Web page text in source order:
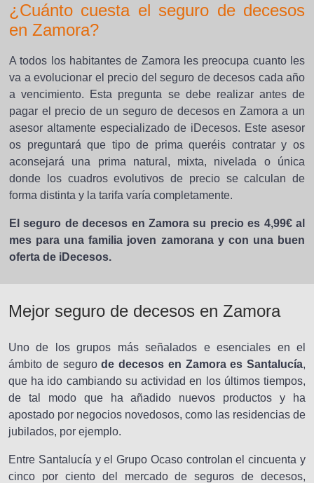
¿Cuánto cuesta el seguro de decesos
en Zamora?
A todos los habitantes de Zamora les preocupa cuanto les
va a evolucionar el precio del seguro de decesos cada año
a vencimiento. Esta pregunta se debe realizar antes de
pagar el precio de un seguro de decesos en Zamora a un
asesor altamente especializado de iDecesos. Este asesor
os preguntará que tipo de prima queréis contratar y os
aconsejará una prima natural, mixta, nivelada o única
donde los cuadros evolutivos de precio se calculan de
forma distinta y la tarifa varía completamente.
El seguro de decesos en Zamora su precio es 4,99€ al
mes para una familia joven zamorana y con una buen
oferta de iDecesos.
Mejor seguro de decesos en Zamora
Uno de los grupos más señalados e esenciales en el
ámbito de segurode decesos en Zamora es Santalucía,
que ha ido cambiando su actividad en los últimos tiempos,
de tal modo que ha añadido nuevos productos y ha
apostado por negocios novedosos, como las residencias de
jubilados, por ejemplo.
Entre Santalucía y el Grupo Ocaso controlan el cincuenta y
cinco por ciento del mercado de seguros de decesos,